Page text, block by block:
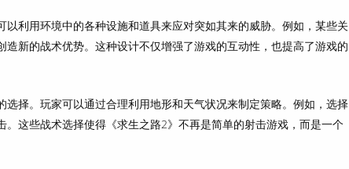
利用环境中的各种设施和道具来应对突如其来的威胁。例如，某些关
新的战术优势。这种设计不仅增强了游戏的互动性，也提高了游戏的
择。玩家可以通过合理利用地形和天气状况来制定策略。例如，选择
这些战术选择使得《求生之路2》不再是简单的射击游戏，而是一个